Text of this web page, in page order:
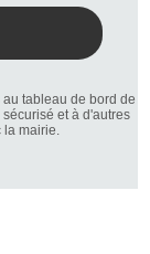
tableau de bord de
et à d'autres
la mairie.